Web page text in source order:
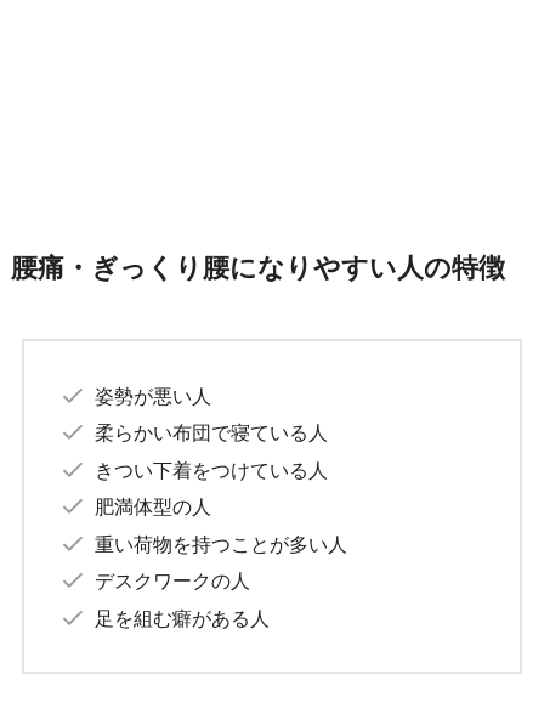
腰痛・ぎっくり腰になりやすい人の特徴
姿勢が悪い人
柔らかい布団で寝ている人
きつい下着をつけている人
肥満体型の人
重い荷物を持つことが多い人
デスクワークの人
足を組む癖がある人